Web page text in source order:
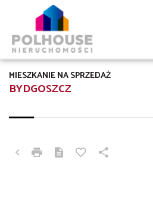
BYDGOSZCZ
MIESZKANIE NA SPRZEDAŻ